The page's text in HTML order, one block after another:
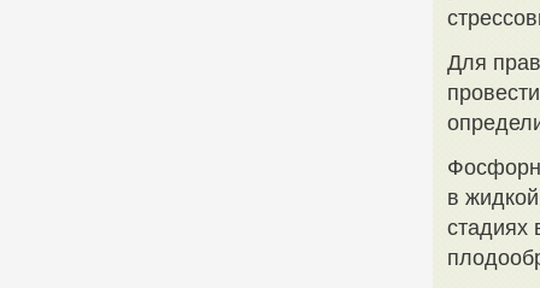
Для
в
стадиях